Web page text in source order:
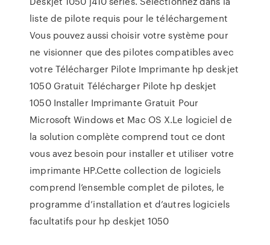
liste de pilote requis pour le téléchargement
Vous pouvez aussi choisir votre système pour
ne visionner que des pilotes compatibles avec
votre Télécharger Pilote Imprimante hp deskjet
1050 Gratuit Télécharger Pilote hp deskjet
1050 Installer Imprimante Gratuit Pour
Microsoft Windows et Mac OS X.Le logiciel de
la solution complète comprend tout ce dont
vous avez besoin pour installer et utiliser votre
imprimante HP.Cette collection de logiciels
comprend l’ensemble complet de pilotes, le
programme d’installation et d’autres logiciels
facultatifs pour hp deskjet 1050